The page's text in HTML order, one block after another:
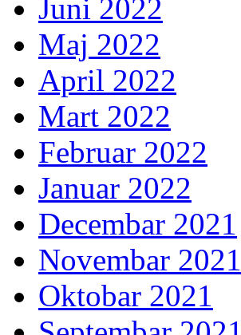
Juni 2022
Maj 2022
April 2022
Mart 2022
Februar 2022
Januar 2022
Decembar 2021
Novembar 2021
Oktobar 2021